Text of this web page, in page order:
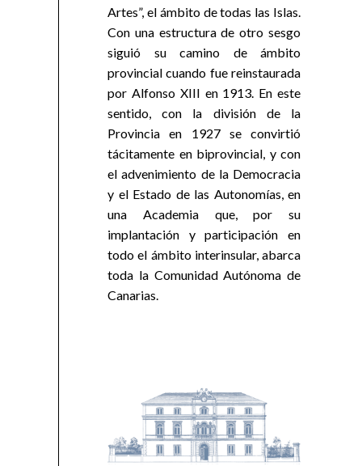
Artes”, el ámbito de todas las Islas.
Con una estructura de otro sesgo
siguió su camino de ámbito
provincial cuando fue reinstaurada
por Alfonso XIII en 1913. En este
sentido, con la división de la
Provincia en 1927 se convirtió
tácitamente en biprovincial, y con
el advenimiento de la Democracia
y el Estado de las Autonomías, en
una Academia que, por su
implantación y participación en
todo el ámbito interinsular, abarca
toda la Comunidad Autónoma de
Canarias.